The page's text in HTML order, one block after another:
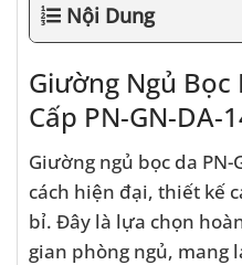
Nội Dung
Giường Ngủ
Cấp PN-GN-DA-
Giường ngủ bọc da PN-
cách hiện đại, thiết kế
bỉ. Đây là lựa chọn
gian phòng ngủ, mang